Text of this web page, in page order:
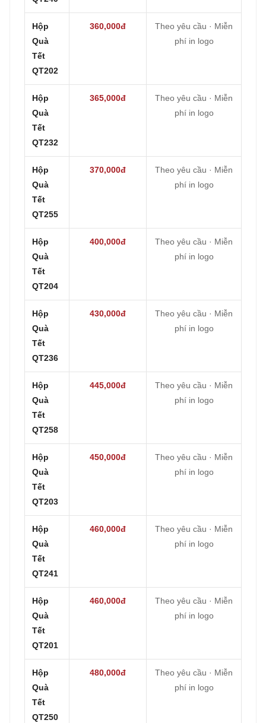
Hộp
Quà
Tết
QT202
360,000đ
Theo yêu cầu · Miễn
phí in logo
Hộp
Quà
Tết
QT232
365,000đ
Theo yêu cầu · Miễn
phí in logo
Hộp
Quà
Tết
QT255
370,000đ
Theo yêu cầu · Miễn
phí in logo
Hộp
Quà
Tết
QT204
400,000đ
Theo yêu cầu · Miễn
phí in logo
Hộp
Quà
Tết
QT236
430,000đ
Theo yêu cầu · Miễn
phí in logo
Hộp
Quà
Tết
QT258
445,000đ
Theo yêu cầu · Miễn
phí in logo
Hộp
Quà
Tết
QT203
450,000đ
Theo yêu cầu · Miễn
phí in logo
Hộp
Quà
Tết
QT241
460,000đ
Theo yêu cầu · Miễn
phí in logo
Hộp
Quà
Tết
QT201
460,000đ
Theo yêu cầu · Miễn
phí in logo
Hộp
Quà
Tết
QT250
480,000đ
Theo yêu cầu · Miễn
phí in logo